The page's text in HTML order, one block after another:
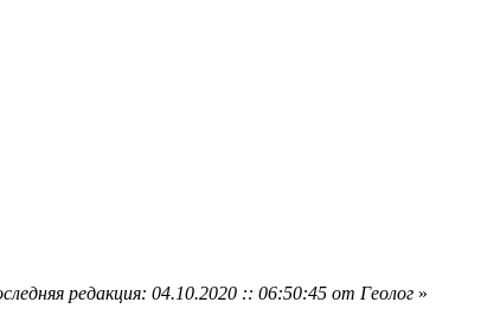
редакция: 04.10.2020 :: 06:50:45 от Геолог »